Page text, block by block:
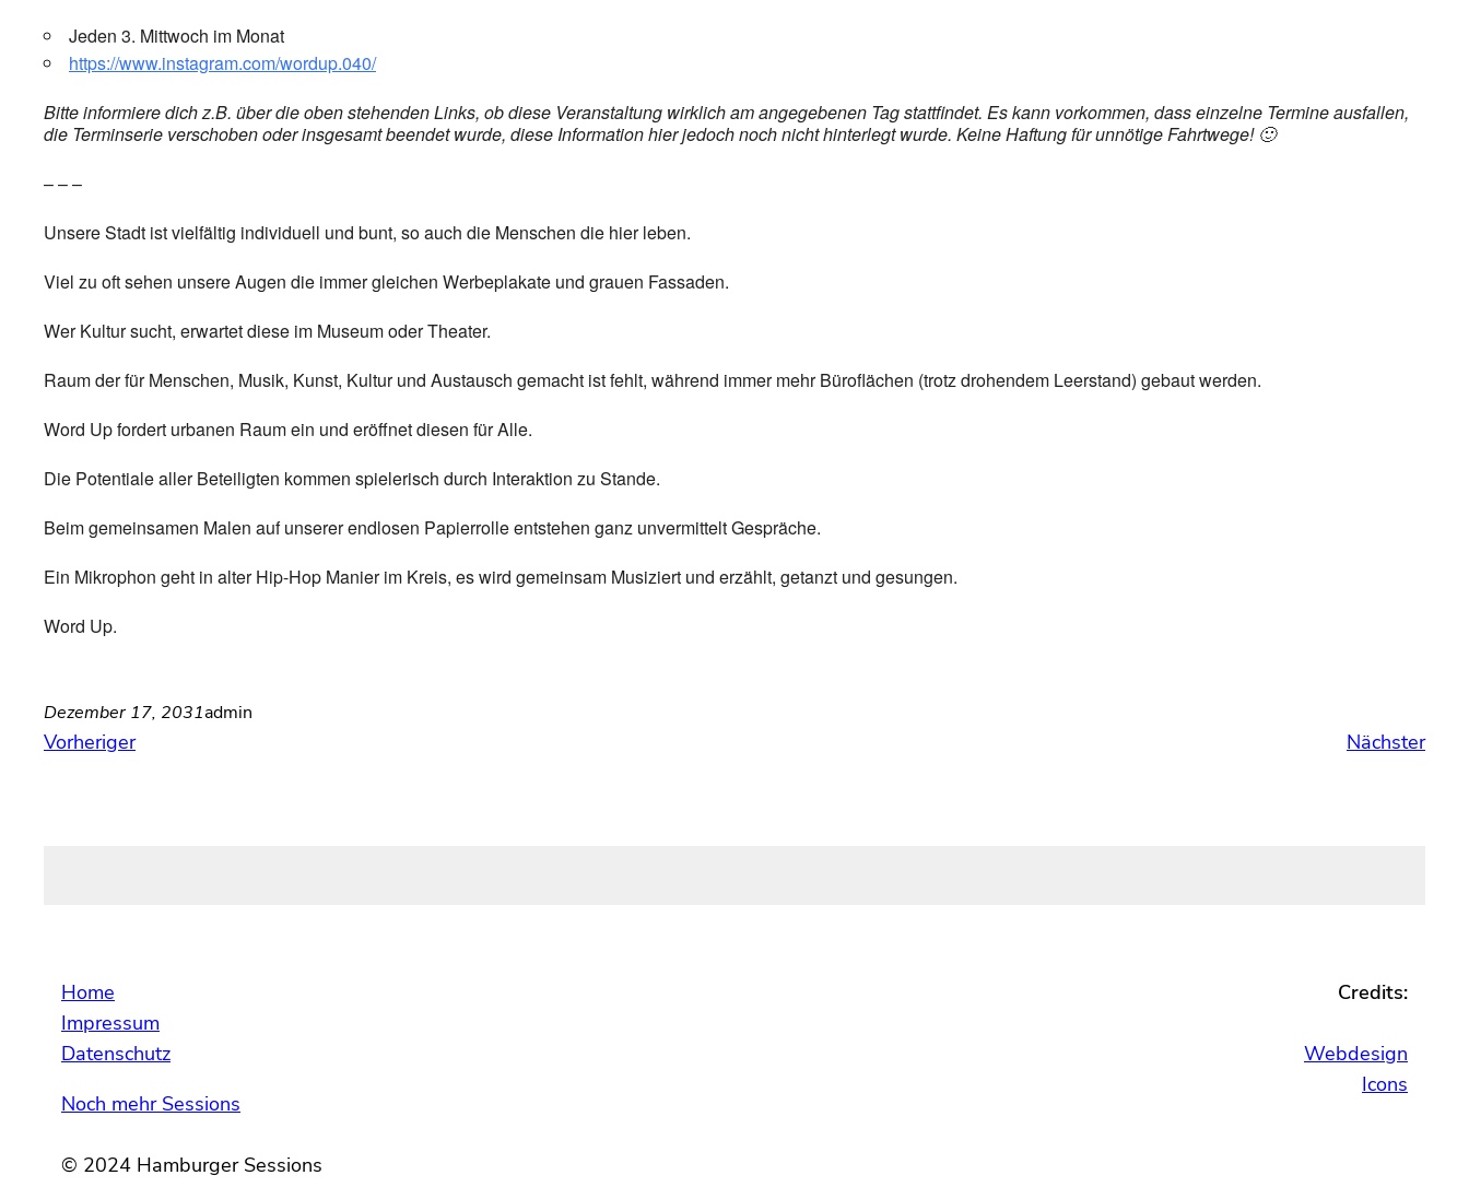
Jeden 3. Mittwoch im Monat
https://www.instagram.com/wordup.040/
Bitte informiere dich z.B. über die oben stehenden Links, ob diese Veranstaltung wirklich am angegebenen Tag stattfindet. Es kann vorkommen, dass einzelne Termine ausfallen,
die Terminserie verschoben oder insgesamt beendet wurde, diese Information hier jedoch noch nicht hinterlegt wurde. Keine Haftung für unnötige Fahrtwege! 🙂
– – –
Unsere Stadt ist vielfältig individuell und bunt, so auch die Menschen die hier leben.
Viel zu oft sehen unsere Augen die immer gleichen Werbeplakate und grauen Fassaden.
Wer Kultur sucht, erwartet diese im Museum oder Theater.
Raum der für Menschen, Musik, Kunst, Kultur und Austausch gemacht ist fehlt, während immer mehr Büroflächen (trotz drohendem Leerstand) gebaut werden.
Word Up fordert urbanen Raum ein und eröffnet diesen für Alle.
Die Potentiale aller Beteiligten kommen spielerisch durch Interaktion zu Stande.
Beim gemeinsamen Malen auf unserer endlosen Papierrolle entstehen ganz unvermittelt Gespräche.
Ein Mikrophon geht in alter Hip-Hop Manier im Kreis, es wird gemeinsam Musiziert und erzählt, getanzt und gesungen.
Word Up.
Dezember 17, 2031admin
Vorheriger Nächster
Home
Impressum
Datenschutz
Noch mehr Sessions
© 2024 Hamburger Sessions
Credits:
Webdesign
Icons